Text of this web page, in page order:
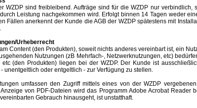
sind freibleibend. Aufträge sind für die WZDP nur verbindlich,
Leistung nachgekommen wird. Erfolgt binnen 14 Tagen weder
Fällen anerkennt der Kunde die AGB der WZDP spätestens mit
Urheberrecht
(den Produkten), soweit nichts anderes vereinbart ist, ein
Nutzungen (zB Mehrfach-, Netzwerknutzungen, etc)
etc (den Produkten) liegen bei der WZDP. Der Kunde ist
unentgeltlich oder entgeltlich - zur Verfügung zu stellen.
umfassen den Zugriff mittels eines von der WZDP vergebenen
von PDF-Dateien wird das Programm Adobe Acrobat
Gebrauch hinausgeht, ist unstatthaft.